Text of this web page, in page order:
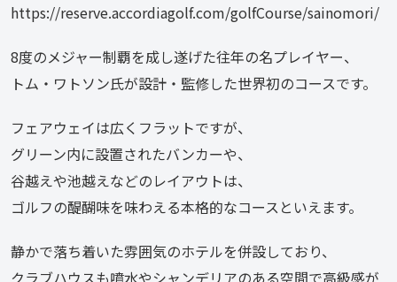
https://reserve.accordiagolf.com/golfCourse/sainomori/
8度のメジャー制覇を成し遂げた往年の名プレイヤー、
トム・ワトソン氏が設計・監修した世界初のコースです。
フェアウェイは広くフラットですが、
グリーン内に設置されたバンカーや、
谷越えや池越えなどのレイアウトは、
ゴルフの醍醐味を味わえる本格的なコースといえます。
静かで落ち着いた雰囲気のホテルを併設しており、
クラブハウスも噴水やシャンデリアのある空間で高級感が